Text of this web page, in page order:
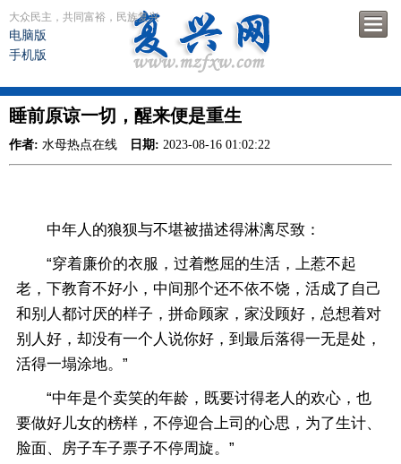
大众民主，共同富裕，民族复兴
电脑版
手机版
睡前原谅一切，醒来便是重生
作者: 水母热点在线 日期: 2023-08-16 01:02:22
中年人的狼狈与不堪被描述得淋漓尽致：
“穿着廉价的衣服，过着憋屈的生活，上惹不起
老，下教育不好小，中间那个还不依不饶，活成了自己
和别人都讨厌的样子，拼命顾家，家没顾好，总想着对
别人好，却没有一个人说你好，到最后落得一无是处，
活得一塌涂地。”
“中年是个卖笑的年龄，既要讨得老人的欢心，也
要做好儿女的榜样，不停迎合上司的心思，为了生计、
脸面、房子车子票子不停周旋。”